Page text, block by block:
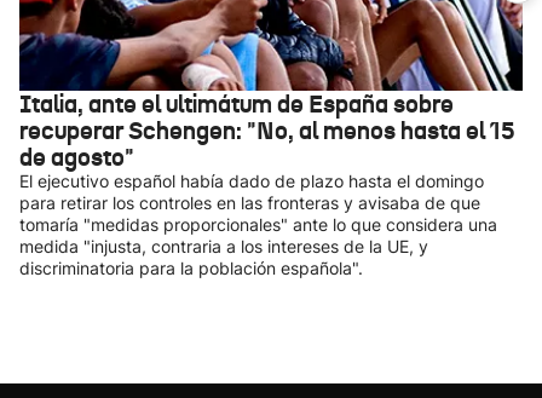
Italia, ante el ultimátum de España sobre
recuperar Schengen: "No, al menos hasta el 15
de agosto"
El ejecutivo español había dado de plazo hasta el domingo
para retirar los controles en las fronteras y avisaba de que
tomaría "medidas proporcionales" ante lo que considera una
medida "injusta, contraria a los intereses de la UE, y
discriminatoria para la población española".